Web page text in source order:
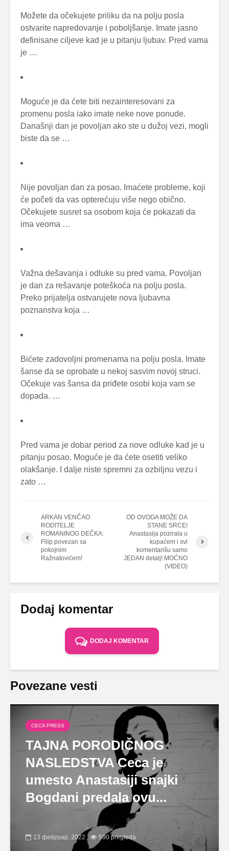
Možete da očekujete priliku da na polju posla
ostvarite napredovanje i poboljšanje. Imate jasno
definisane ciljeve kad je u pitanju ljubav. Pred vama
je …
Moguće je da ćete biti nezainteresovani za
promenu posla iako imate neke nove ponude.
Današnji dan je povoljan ako ste u dužoj vezi, mogli
biste da se …
Nije povoljan dan za posao. Imaćete probleme, koji
će početi da vas opterećuju više nego obično.
Očekujete susret sa osobom koja će pokazati da
ima veoma …
Važna dešavanja i odluke su pred vama. Povoljan
je dan za rešavanje poteškoća na polju posla.
Preko prijatelja ostvarujete nova ljubavna
poznanstva koja …
Bićete zadovoljni promenama na polju posla. Imate
šanse da se oprobate u nekoj sasvim novoj struci.
Očekuje vas šansa da priđete osobi koja vam se
dopada. …
Pred vama je dobar period za nove odluke kad je u
pitanju posao. Moguće je da ćete osetiti veliko
olakšanje. I dalje niste spremni za ozbiljnu vezu i
zato …
ARKAN VENČAO
RODITELJE
ROMANINOG DEČKA:
Filip povezan sa
pokojnim
Ražnatovićem!
OD OVOGA MOŽE DA
STANE SRCE!
Anastasija pozirala u
kupaćem i svi
komentarišu samo
JEDAN detalj! MOĆNO
(VIDEO)
Dodaj komentar
DODAJ KOMENTAR
Povezane vesti
CECA PRESS
TAJNA PORODIČNOG
NASLEDSTVA Ceca je
umesto Anastasiji snajki
Bogdani predala ovu...
13 фебруар, 2022 590 pregleda